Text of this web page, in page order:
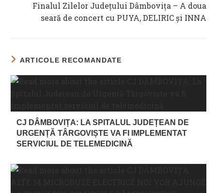
Finalul Zilelor Județului Dâmbovița – A doua
seară de concert cu PUYA, DELIRIC și INNA
ARTICOLE RECOMANDATE
CJ DÂMBOVIȚA: LA SPITALUL JUDEȚEAN DE
URGENȚĂ TÂRGOVIȘTE VA FI IMPLEMENTAT
SERVICIUL DE TELEMEDICINĂ